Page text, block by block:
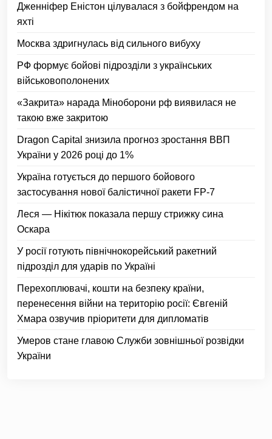
Дженніфер Еністон цілувалася з бойфрендом на
яхті
Москва здригнулась від сильного вибуху
РФ формує бойові підрозділи з українських
військовополонених
«Закрита» нарада Міноборони рф виявилася не
такою вже закритою
Dragon Capital знизила прогноз зростання ВВП
України у 2026 році до 1%
Україна готується до першого бойового
застосування нової балістичної ракети FP-7
Леся — Нікітюк показала першу стрижку сина
Оскара
У росії готують північнокорейський ракетний
підрозділ для ударів по Україні
Перехоплювачі, кошти на безпеку країни,
перенесення війни на територію росії: Євгеній
Хмара озвучив пріоритети для дипломатів
Умеров стане главою Служби зовнішньої розвідки
України